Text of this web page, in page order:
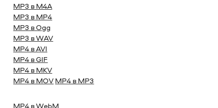
MP3 в M4A
MP3 в MP4
MP3 в Ogg
MP3 в WAV
MP4 в AVI
MP4 в GIF
MP4 в MKV
MP4 в MOVMP4 в MP3
MP4 в WebM